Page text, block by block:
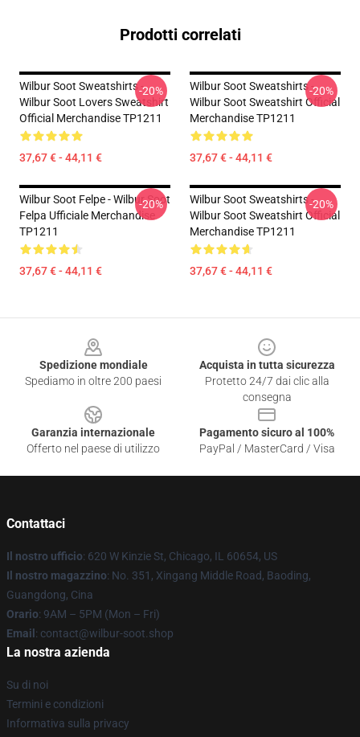
Prodotti correlati
Wilbur Soot Sweatshirts -
Wilbur Soot Lovers Sweatshirt
Official Merchandise TP1211
37,67 € - 44,11 €
-20%
Wilbur Soot Sweatshirts -
Wilbur Soot Sweatshirt Official
Merchandise TP1211
37,67 € - 44,11 €
-20%
Wilbur Soot Felpe - Wilbur Soot
Felpa Ufficiale Merchandise
TP1211
37,67 € - 44,11 €
-20%
Wilbur Soot Sweatshirts -
Wilbur Soot Sweatshirt Official
Merchandise TP1211
37,67 € - 44,11 €
-20%
Spedizione mondiale
Spediamo in oltre 200 paesi
Acquista in tutta sicurezza
Protetto 24/7 dai clic alla
consegna
Garanzia internazionale
Offerto nel paese di utilizzo
Pagamento sicuro al 100%
PayPal / MasterCard / Visa
Contattaci
Il nostro ufficio: 620 W Kinzie St, Chicago, IL 60654, US
Il nostro magazzino: No. 351, Xingang Middle Road, Baoding,
Guangdong, Cina
Orario: 9AM – 5PM (Mon – Fri)
Email : contact@wilbur-soot.shop
La nostra azienda
Su di noi
Termini e condizioni
Informativa sulla privacy